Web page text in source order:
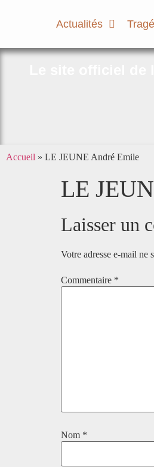
Actualités
Accueil » LE JEUNE André Emile
LE
Laisser un
Votre adresse e-mail ne
Commentaire *
Nom *